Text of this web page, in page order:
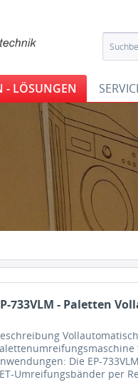
- LÖSUNGEN
733VLM - Paletten
Die EP-
Umreifungsbänder per